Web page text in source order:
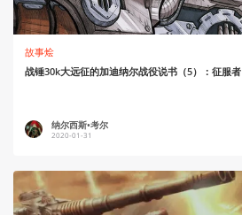
故事烩
战锤30k大远征的加迪纳尔战役说书（5）：征服者
纳尔西斯•考尔
2020-01-31